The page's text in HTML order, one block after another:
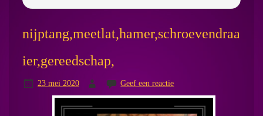
nijptang,meetlat,hamer,schroevendraa
ier,gereedschap,
23 mei 2020 Geef een reactie